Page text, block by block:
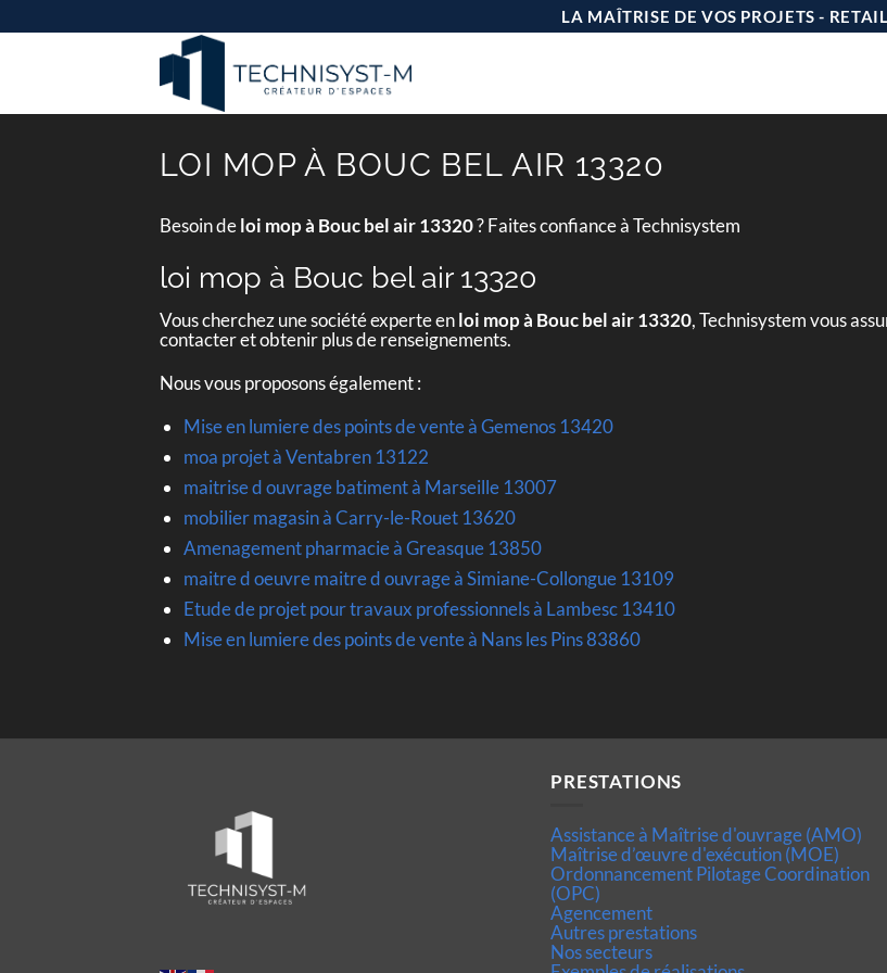
au
LA MAÎTRISE DE VOS PROJETS -
LOI MOP À BOUC BEL AIR 13320
Besoin deloi mop à Bouc bel air 13320? Faites confiance à Technisystem
loi mop à Bouc bel air 13320
Vous cherchez une société experte enloi mop à Bouc bel air 13320, Technisystem vous
contacter et obtenir plus de renseignements.
Nous vous proposons également :
Mise en lumiere des points de vente à Gemenos 13420
moa projet à Ventabren 13122
maitrise d ouvrage batiment à Marseille 13007
mobilier magasin à Carry-le-Rouet 13620
Amenagement pharmacie à Greasque 13850
maitre d oeuvre maitre d ouvrage à Simiane-Collongue 13109
Etude de projet pour travaux professionnels à Lambesc 13410
Mise en lumiere des points de vente à Nans les Pins 83860
PRESTATIONS
Assistance à Maîtrise d'ouvrage (AMO)
Maîtrise d’œuvre d'exécution (MOE)
Ordonnancement Pilotage Coordination
(OPC)
Agencement
Autres prestations
Nos secteurs